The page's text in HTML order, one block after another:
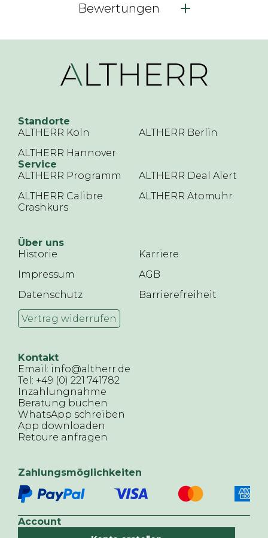
Bewertungen
Standorte
ALTHERR Köln
ALTHERR Berlin
ALTHERR Hannover
Service
ALTHERR Programm
ALTHERR Deal Alert
ALTHERR Calibre
Crashkurs
ALTHERR Atomuhr
Über uns
Historie
Karriere
Impressum
AGB
Datenschutz
Barrierefreiheit
Vertrag widerrufen
Kontakt
Email: info@altherr.de
Tel: +49 (0) 221 741782
Inzahlungnahme
Beratung buchen
WhatsApp schreiben
App downloaden
Retoure anfragen
Zahlungsmöglichkeiten
Account